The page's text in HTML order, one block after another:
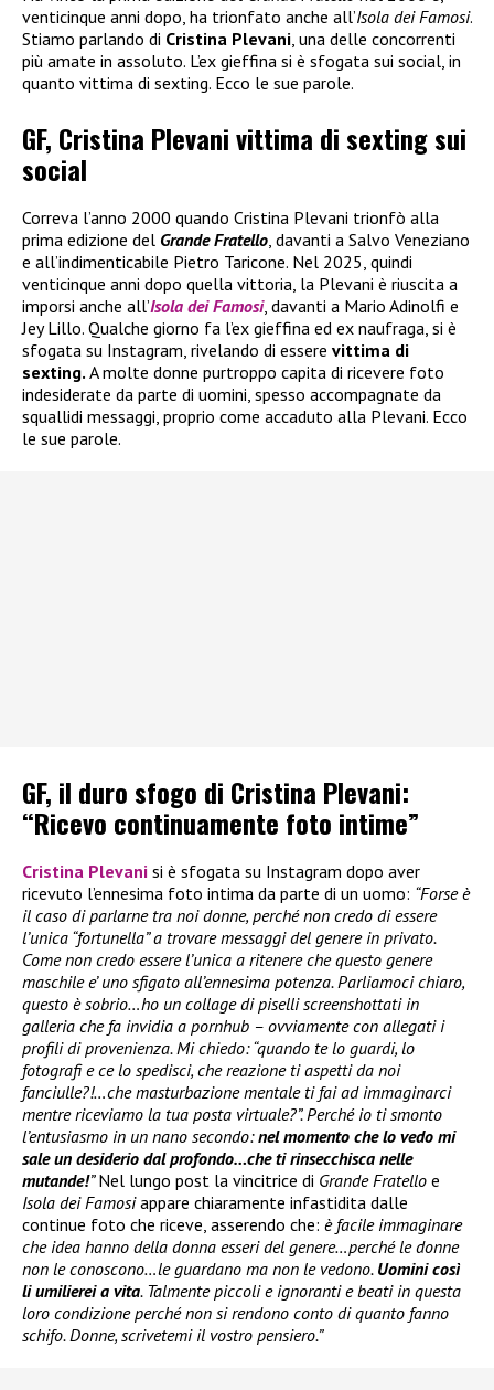
venticinque anni dopo, ha trionfato anche all’Isola dei Famosi.
Stiamo parlando di Cristina Plevani , una delle concorrenti
più amate in assoluto. L’ex gieffina si è sfogata sui social, in
quanto vittima di sexting. Ecco le sue parole.
GF, Cristina Plevani vittima di sexting sui
social
Correva l’anno 2000 quando Cristina Plevani trionfò alla
prima edizione del Grande Fratello , davanti a Salvo Veneziano
e all’indimenticabile Pietro Taricone. Nel 2025, quindi
venticinque anni dopo quella vittoria, la Plevani è riuscita a
imporsi anche all’Isola dei Famosi, davanti a Mario Adinolfi e
Jey Lillo. Qualche giorno fa l’ex gieffina ed ex naufraga, si è
sfogata su Instagram, rivelando di essere vittima di
sexting. A molte donne purtroppo capita di ricevere foto
indesiderate da parte di uomini, spesso accompagnate da
squallidi messaggi, proprio come accaduto alla Plevani. Ecco
le sue parole.
GF, il duro sfogo di Cristina Plevani:
“Ricevo continuamente foto intime”
Cristina Plevani si è sfogata su Instagram dopo aver
ricevuto l’ennesima foto intima da parte di un uomo: “Forse è
il caso di parlarne tra noi donne, perché non credo di essere
l’unica “fortunella” a trovare messaggi del genere in privato.
Come non credo essere l’unica a ritenere che questo genere
maschile e’ uno sfigato all’ennesima potenza. Parliamoci chiaro,
questo è sobrio…ho un collage di piselli screenshottati in
galleria che fa invidia a pornhub – ovviamente con allegati i
profili di provenienza. Mi chiedo: “quando te lo guardi, lo
fotografi e ce lo spedisci, che reazione ti aspetti da noi
fanciulle?!…che masturbazione mentale ti fai ad immaginarci
mentre riceviamo la tua posta virtuale?”. Perché io ti smonto
l’entusiasmo in un nano secondo:nel momento che lo vedo mi
sale un desiderio dal profondo…che ti rinsecchisca nelle
mutande!”Nel lungo post la vincitrice di Grande Fratello e
Isola dei Famosiappare chiaramente infastidita dalle
continue foto che riceve, asserendo che: è facile immaginare
che idea hanno della donna esseri del genere…perché le donne
non le conoscono…le guardano ma non le vedono. Uomini così
li umilierei a vita. Talmente piccoli e ignoranti e beati in questa
loro condizione perché non si rendono conto di quanto fanno
schifo. Donne, scrivetemi il vostro pensiero.”